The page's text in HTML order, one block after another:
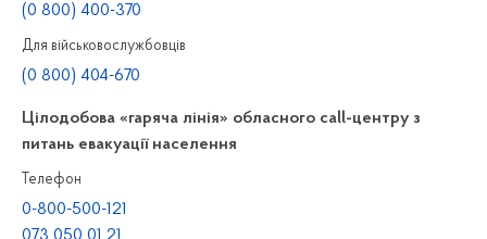
(0 800) 400-370
Для військовослужбовців
(0 800) 404-670
Цілодобова «гаряча лінія» обласного call-центру з
питань евакуації населення
Телефон
0-800-500-121